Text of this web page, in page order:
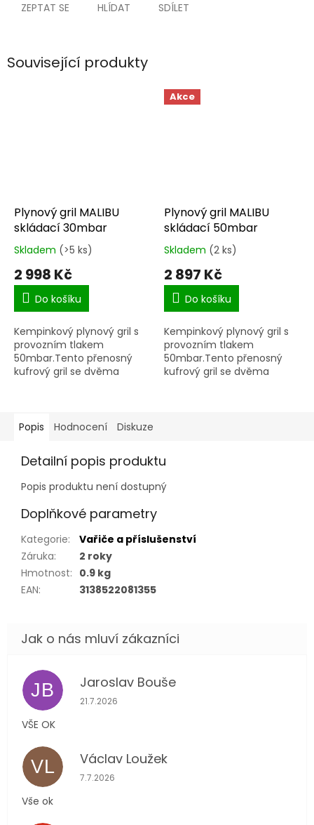
ZEPTAT SE HLÍDAT SDÍLET
Související produkty
Plynový gril MALIBU
skládací 30mbar
Průměrné
hodnocení
produktu
5,0
5
hvězdiček.
Skladem (>5 ks)
2 998 Kč
Do košíku
Kempinkový plynový gril s
provozním tlakem
50mbar.Tento přenosný
kufrový gril se dvěma
jej lze ve...
Akce
Plynový gril MALIBU
skládací 50mbar
Průměrné
hodnocení
produktu
5,0
5
hvězdiček.
Skladem (2 ks)
2 897 Kč
Do košíku
Kempinkový plynový gril s
provozním tlakem
50mbar.Tento přenosný
kufrový gril se dvěma
Popis Hodnocení Diskuze
Detailní popis produktu
Popis produktu není dostupný
Doplňkové parametry
Kategorie:
Vařiče a příslušenství
Záruka:
2 roky
Hmotnost: 0.9 kg
EAN: 3138522081355
JB Jaroslav Bouše
Hodnocení obchodu je 5 z 5 hvězdiček.
21.7.2026
VŠE OK
VL Václav Loužek
Hodnocení obchodu je 5 z 5 hvězdiček.
7.7.2026
Vše ok